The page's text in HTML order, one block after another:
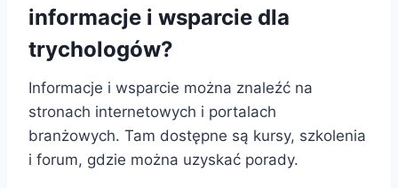
informacje i wsparcie dla
trychologów?
Informacje i wsparcie można znaleźć na
stronach internetowych i portalach
branżowych. Tam dostępne są kursy, szkolenia
i forum, gdzie można uzyskać porady.